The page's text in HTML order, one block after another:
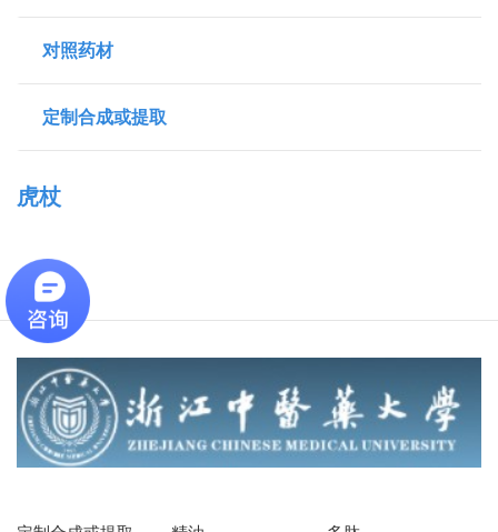
对照药材
定制合成或提取
虎杖